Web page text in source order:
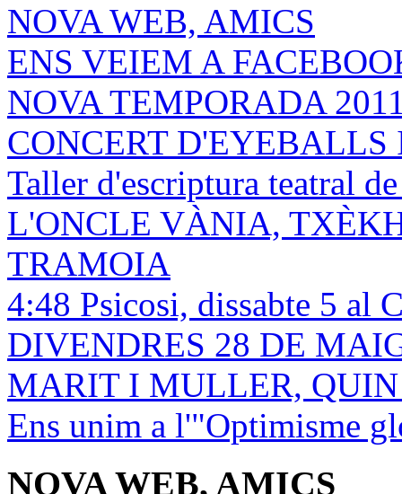
NOVA WEB, AMICS
ENS VEIEM A
NOVA TEMPORADA
CONCERT D'EYEBALLS
Taller d'escriptura teatral
L'ONCLE VÀNIA,
TRAMOIA
4:48 Psicosi, dissabte 5 al
DIVENDRES 28 DE
MARIT I MULLER,
Ens unim a l'"Optimisme
NOVA WEB, AMICS